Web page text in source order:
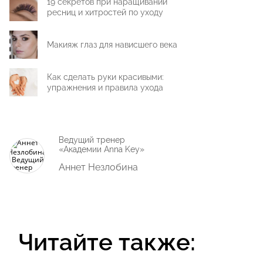
ресниц и хитростей по уходу
Макияж глаз для нависшего века
Как сделать руки красивыми:
упражнения и правила ухода
Ведущий тренер
«Академии Anna Key»
Аннет Незлобина
Читайте также: